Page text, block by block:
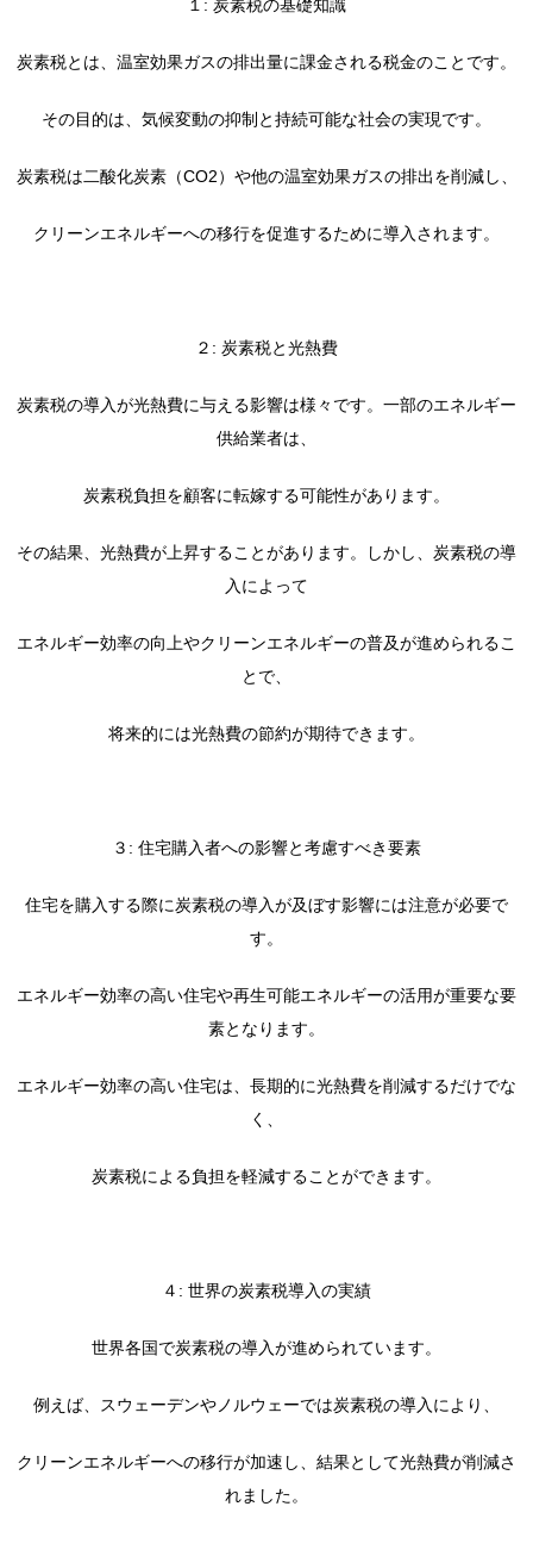
１: 炭素税の基礎知識
炭素税とは、温室効果ガスの排出量に課金される税金のことです。
その目的は、気候変動の抑制と持続可能な社会の実現です。
炭素税は二酸化炭素（CO2）や他の温室効果ガスの排出を削減し、
クリーンエネルギーへの移行を促進するために導入されます。
２: 炭素税と光熱費
炭素税の導入が光熱費に与える影響は様々です。一部のエネルギー
供給業者は、
炭素税負担を顧客に転嫁する可能性があります。
その結果、光熱費が上昇することがあります。しかし、炭素税の導
入によって
エネルギー効率の向上やクリーンエネルギーの普及が進められるこ
とで、
将来的には光熱費の節約が期待できます。
３: 住宅購入者への影響と考慮すべき要素
住宅を購入する際に炭素税の導入が及ぼす影響には注意が必要で
す。
エネルギー効率の高い住宅や再生可能エネルギーの活用が重要な要
素となります。
エネルギー効率の高い住宅は、長期的に光熱費を削減するだけでな
く、
炭素税による負担を軽減することができます。
４: 世界の炭素税導入の実績
世界各国で炭素税の導入が進められています。
例えば、スウェーデンやノルウェーでは炭素税の導入により、
クリーンエネルギーへの移行が加速し、結果として光熱費が削減さ
れました。